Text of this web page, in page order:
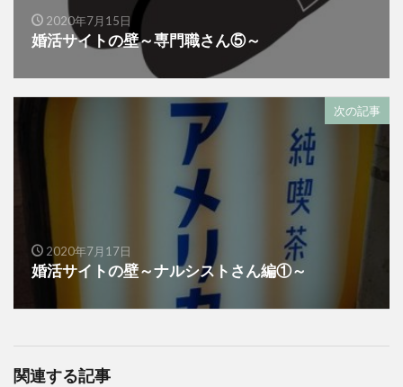
2020年7月15日
婚活サイトの壁～専門職さん⑤～
次の記事
2020年7月17日
婚活サイトの壁～ナルシストさん編①～
関連する記事